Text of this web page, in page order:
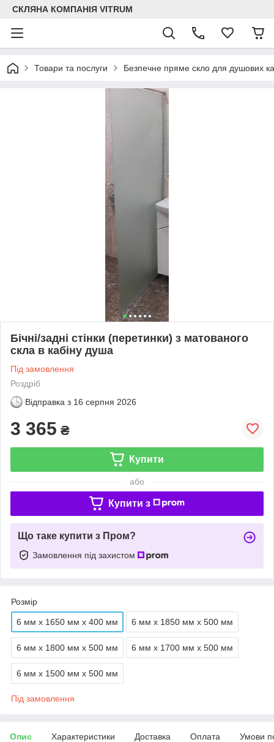
СКЛЯНА КОМПАНІЯ VITRUM
Товари та послуги Безпечне пряме скло для душових
Бічні/задні стінки (перетинки) з матованого
скла в кабіну душа
Під замовлення
Роздріб
Відправка з 16 серпня 2026
3 365 ₴
Купити
або
Купити з
Що таке купити з Пром?
Замовлення під захистом
Розмір
6 мм х 1650 мм х 400 мм 6 мм х 1850 мм х 500 мм
6 мм х 1800 мм х 500 мм 6 мм х 1700 мм х 500 мм
6 мм х 1500 мм х 500 мм
Під замовлення
Опис Характеристики Доставка Оплата Умови